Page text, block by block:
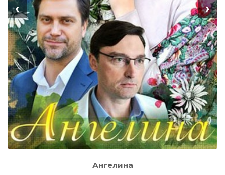
Ангелина
‹ ›